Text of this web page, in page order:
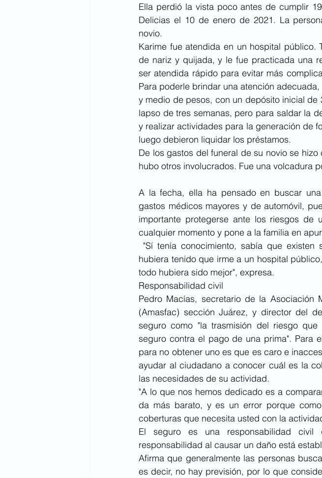
Ella perdió la vista poco antes de cumplir
Delicias el 10 de enero de 2021. La
novio.
Karime fue atendida en un hospital público.
de nariz y quijada, y le fue practicada una
ser atendida rápido para evitar más
Para poderle brindar una atención
y medio de pesos, con un depósito inicial
lapso de tres semanas, pero para saldar la
y realizar actividades para la generación de
luego debieron liquidar los préstamos.
De los gastos del funeral de su novio se
hubo otros involucrados. Fue una volcadura
A la fecha, ella ha pensado en buscar
gastos médicos mayores y de automóvil,
importante protegerse ante los riesgos de
cualquier momento y pone a la familia en
"Sí tenía conocimiento, sabía que
hubiera tenido que irme a un hospital
todo hubiera sido mejor", expresa.
Responsabilidad civil
Pedro Macías, secretario de la Asociación
(Amasfac) sección Juárez, y director del
seguro como "la trasmisión del riesgo
seguro contra el pago de una prima". Para
para no obtener uno es que es caro e
ayudar al ciudadano a conocer cuál es la
las necesidades de su actividad.
"A lo que nos hemos dedicado es a
da más barato, y es un error porque
coberturas que necesita usted con la
El seguro es una responsabilidad
responsabilidad al causar un daño está
Afirma que generalmente las personas
es decir, no hay previsión, por lo que